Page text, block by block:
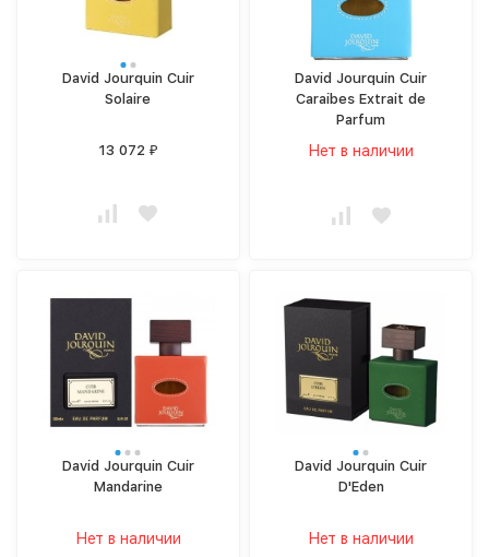
David Jourquin Cuir
Solaire
13 072 ₽
David Jourquin Cuir
Caraibes Extrait de
Parfum
Нет в наличии
David Jourquin Cuir
Mandarine
Нет в наличии
David Jourquin Cuir
D'Eden
Нет в наличии